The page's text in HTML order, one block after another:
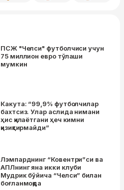
ПСЖ "Челси" футболчиси учун
75 миллион евро тўлаши
мумкин
Какута: “99,9% футболчилар
бахтсиз. Улар аслида нимани
ҳис қилаётгани ҳеч кимни
қизиқтирмайди”
Лэмпарднинг “Ковентри”си ва
АПЛнинг яна икки клуби
Мудрик бўйича “Челси” билан
боғланмоқда